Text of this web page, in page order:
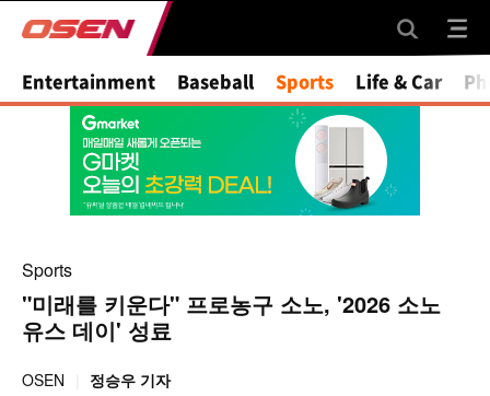
Mute
Entertainment Baseball Sports Life & Car
Sports
"미래를 키운다" 프로농구 소노, '2026 소노
유스 데이' 성료
OSEN 정승우 기자